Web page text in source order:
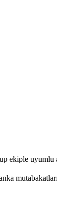
ekiple uyumlu